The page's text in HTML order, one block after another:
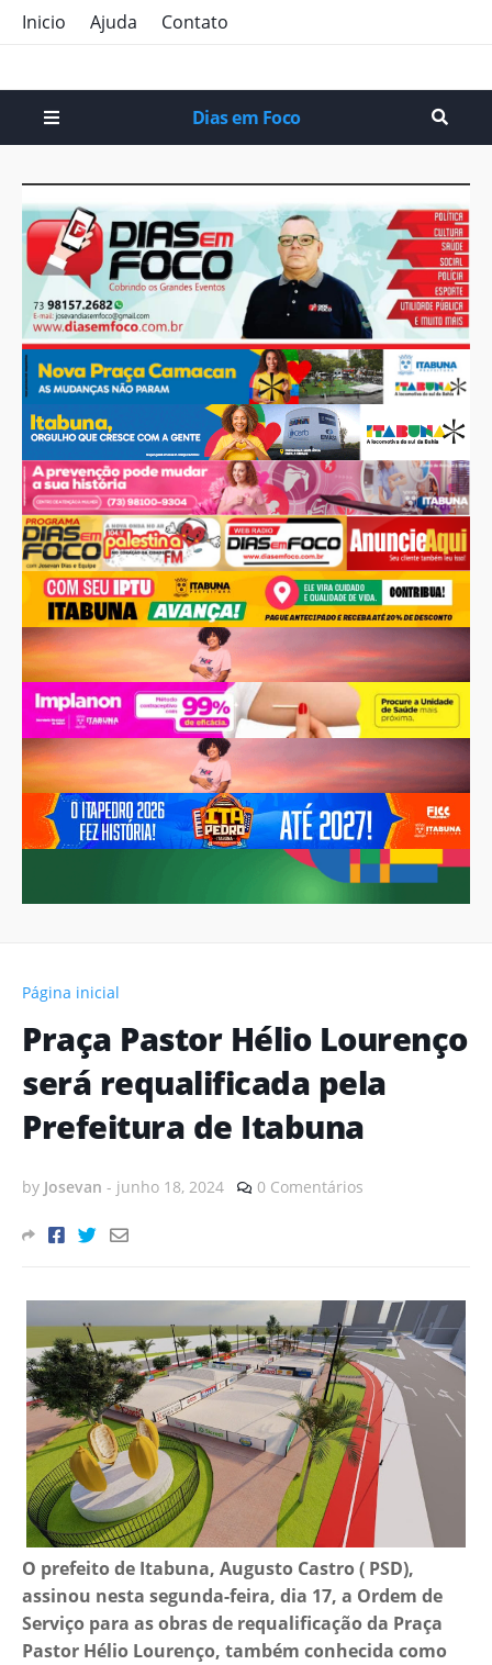
Inicio Ajuda Contato
Dias em Foco
Página inicial
Praça Pastor Hélio Lourenço
será requalificada pela
Prefeitura de Itabuna
by Josevan - junho 18, 2024 0 Comentários
O prefeito de Itabuna, Augusto Castro ( PSD),
assinou nesta segunda-feira, dia 17, a Ordem de
Serviço para as obras de requalificação da Praça
Pastor Hélio Lourenço, também conhecida como